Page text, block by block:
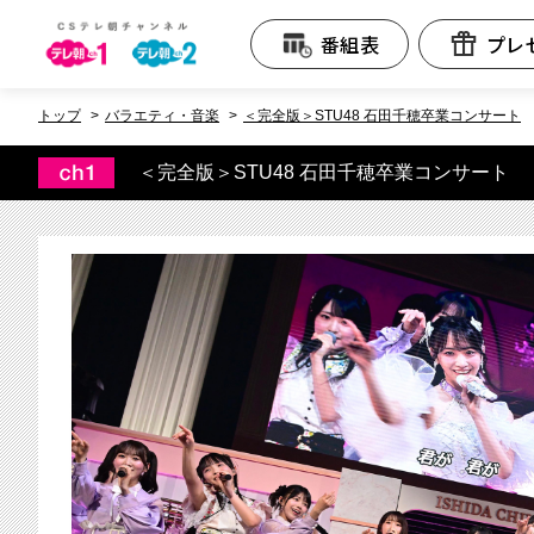
テレビ朝日CS
番組表 プレ
トップ バラエティ・音楽 ＜完全版＞STU48 石田千穂卒業コンサート
＜完全版＞STU48 石田千穂卒業コンサート